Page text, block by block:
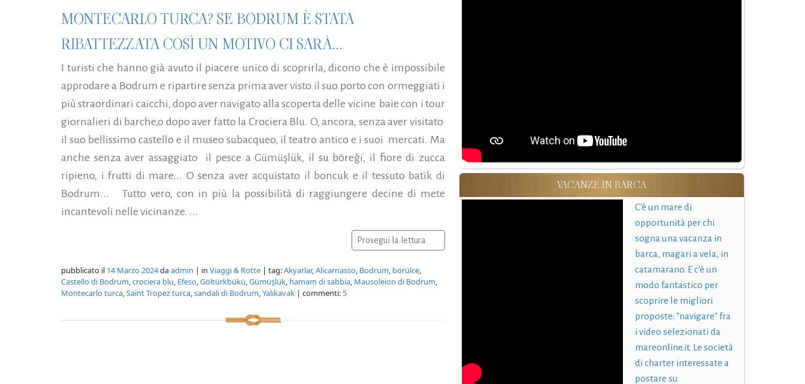
MONTECARLO TURCA? SE BODRUM È STATA
RIBATTEZZATA COSÌ UN MOTIVO CI SARÀ...
I turisti che hanno già avuto il piacere unico di scoprirla, dicono che è impossibile
approdare a Bodrum e ripartire senza prima aver visto il suo porto con ormeggiati i
più straordinari caicchi, dopo aver navigato alla scoperta delle vicine baie con i tour
giornalieri di barche,o dopo aver fatto la Crociera Blu. O, ancora, senza aver visitato
il suo bellissimo castello e il museo subacqueo, il teatro antico e i suoi mercati. Ma
anche senza aver assaggiato il pesce a Gümüşlük, il su böreği, il fiore di zucca
ripieno, i frutti di mare... O senza aver acquistato il boncuk e il tessuto batik di
Bodrum... Tutto vero, con in più la possibilità di raggiungere decine di mete
incantevoli nelle vicinanze. ...
Prosegui la lettura
pubblicato il 14 Marzo 2024daadmin | in Viaggi & Rotte | tag:Akyarlar,Alicarnasso, Bodrum, börülce,
Castello di Bodrum,crociera blu, Efeso,Göltürkbükü,Gümüşlük, hamam di sabbia, Mausoleion di Bodrum,
Montecarlo turca,Saint Tropez turca,sandali di Bodrum,Yalıkavak | commenti: 5
VACANZE IN BARCA
C'è un mare di
opportunità per chi
sogna una vacanza in
barca, magari a vela, in
catamarano. E c'è un
modo fantastico per
scoprire le migliori
proposte: "navigare" fra
i video selezionati da
mareonline.it. Le società
di charter interessate a
postare su